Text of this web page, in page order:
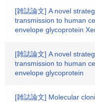
[雑誌論文] A novel
transmission to human
envelope glycoprotein
[雑誌論文] A novel
transmission to human
envelope glycoprotein
[雑誌論文] Molecular